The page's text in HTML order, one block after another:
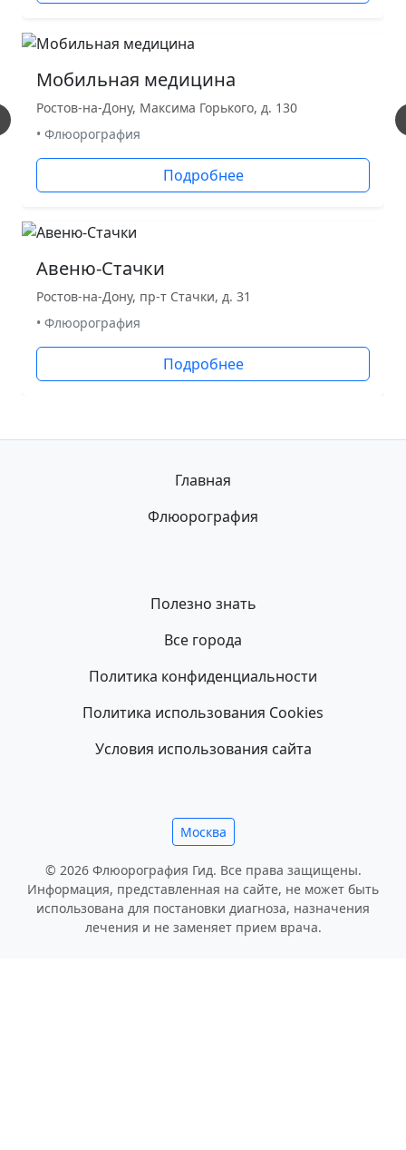
Мобильная медицина
Ростов-на-Дону, Максима Горького, д. 130
• Флюорография
Подробнее
Авеню-Стачки
Ростов-на-Дону, пр-т Стачки, д. 31
• Флюорография
Подробнее
Главная
Флюорография
Полезно знать
Все города
Политика конфиденциальности
Политика использования Cookies
Условия использования сайта
Москва
© 2026 Флюорография Гид. Все права защищены.
Информация, представленная на сайте, не может быть
использована для постановки диагноза, назначения
лечения и не заменяет прием врача.